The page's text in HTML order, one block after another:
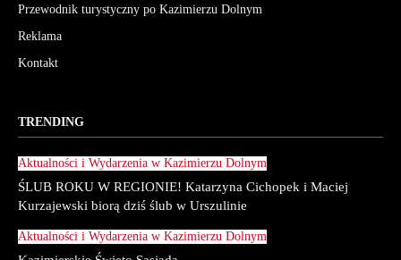
Przewodnik turystyczny po Kazimierzu Dolnym
Reklama
Kontakt
TRENDING
Aktualności i Wydarzenia w Kazimierzu Dolnym
ŚLUB ROKU W REGIONIE! Katarzyna Cichopek i Maciej
Kurzajewski biorą dziś ślub w Urszulinie
Aktualności i Wydarzenia w Kazimierzu Dolnym